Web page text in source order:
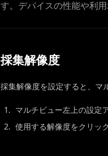
す。デバイスの性能や利
採集解像度
採集解像度を設定すると、マ
マルチビュー左上の設定
使用する解像度をクリッ